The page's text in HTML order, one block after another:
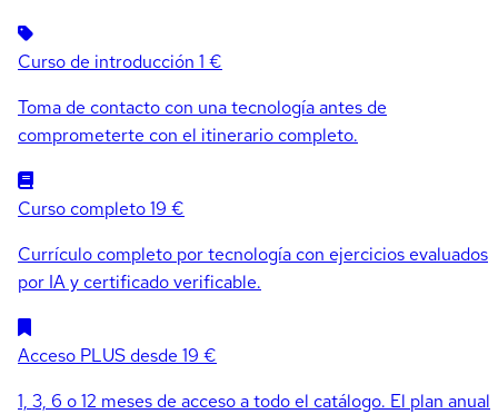
Curso de introducción 1 €
Toma de contacto con una tecnología antes de
comprometerte con el itinerario completo.
Curso completo19 €
Currículo completo por tecnología con ejercicios evaluados
por IA y certificado verificable.
Acceso PLUS desde 19 €
1, 3, 6 o 12 meses de acceso a todo el catálogo. El plan anual